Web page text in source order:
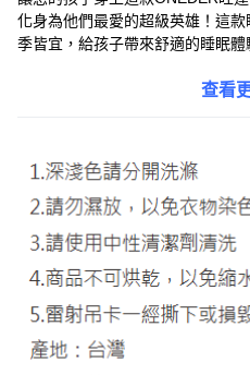
化身為他們最愛的超級英雄！這
季皆宜，給孩子帶來舒適的睡眠體
讓孩子愛不釋手。清洗方便，請
查看